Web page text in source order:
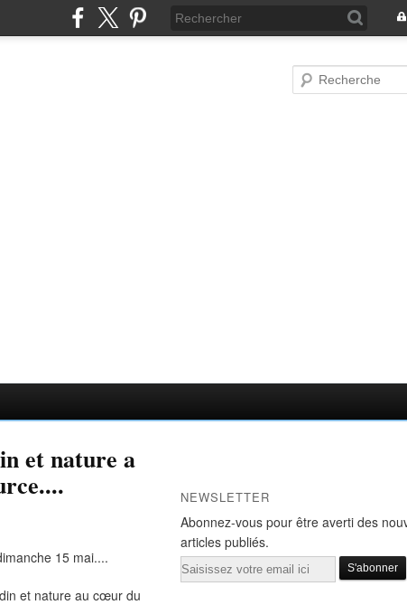
et nature a
et nature au cœur du
NEWSLETTER
Abonnez-vous pour être averti des
articles publiés.
Email